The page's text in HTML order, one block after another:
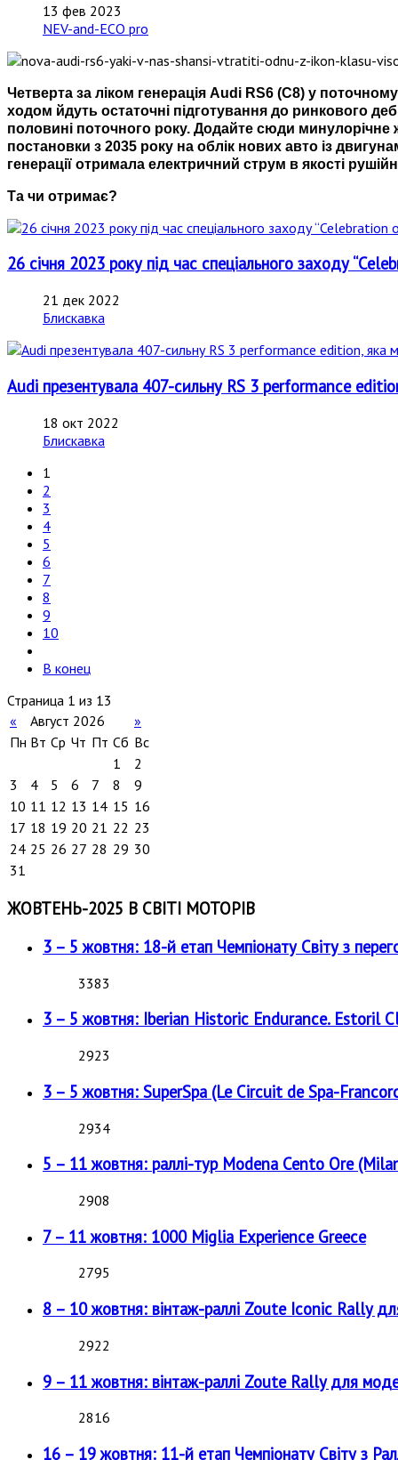
13 фев 2023
NEV-and-ECO pro
Четверта за ліком генерація Audi RS6 (C8) у
ходом йдуть остаточні підготування до ринкового
половині поточного року. Додайте сюди минулорічне
постановки з 2035 року на облік нових авто із
генерації отримала електричний струм в якості
Та чи отримає?
26 січня 2023 року під час спеціального заходу
21 дек 2022
Блискавка
Audi презентувала 407-сильну RS 3 performance
18 окт 2022
Блискавка
1
2
3
4
5
6
7
8
9
10
В конец
Страница 1 из 13
«
Август 2026
»
Пн Вт Ср Чт Пт Сб Вс
1
2
3
4 5 6 7 8
9
10 11 12 13 14 15 16
17 18 19 20 21 22 23
24 25 26 27 28 29 30
31
ЖОВТЕНЬ-2025 В СВІТІ МОТОРІВ
3 – 5 жовтня: 18-й етап Чемпіонату Світу з
3383
3 – 5 жовтня: Iberian Historic Endurance. Estoril
2923
3 – 5 жовтня: SuperSpa (Le Circuit de Spa-
2934
5 – 11 жовтня: раллі-тур Modena Cento Ore
2908
7 – 11 жовтня: 1000 Miglia Experience Greece
2795
8 – 10 жовтня: вінтаж-раллі Zoute Iconic Rally
2922
9 – 11 жовтня: вінтаж-раллі Zoute Rally для
2816
16 – 19 жовтня: 11-й етап Чемпіонату Світу з